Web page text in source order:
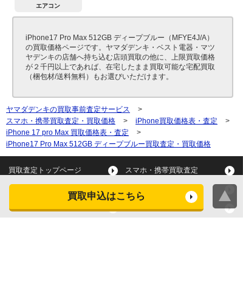
買取申込はこちら
エアコン
iPhone17 Pro Max 512GB ディープブルー（MFYE4J/A）
の買取価格ページです。ヤマダデンキ・ベスト電器・マツ
ヤデンキの店舗へ持ち込む店頭買取の他に、上限買取価格
が２千円以上であれば、在宅したまま買取可能な宅配買取
（梱包材/送料無料）もお選びいただけます。
ヤマダデンキの買取事前査定サービス
>
スマホ・携帯買取査定・買取価格
> iPhone買取価格表・査定
>
iPhone 17 pro Max 買取価格表・査定
>
iPhone17 Pro Max 512GB ディープブルー買取査定・買取価格
買取査定トップページ スマホ・携帯買取査定
タブレット買取査定
スマートウォッチ買取査定 デジカメ買取査定